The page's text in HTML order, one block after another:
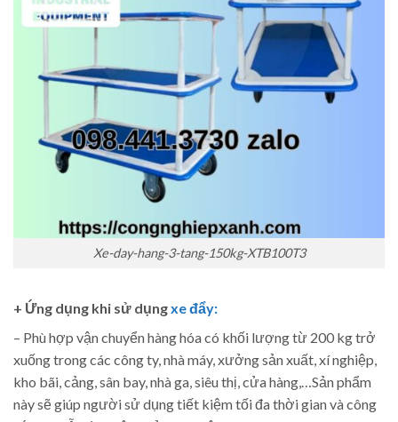
Xe-day-hang-3-tang-150kg-XTB100T3
+ Ứng dụng khi sử dụngxe đẩy:
– Phù hợp vận chuyển hàng hóa có khối lượng từ 200 kg trở
xuống trong các công ty, nhà máy, xưởng sản xuất, xí nghiệp,
kho bãi, cảng, sân bay, nhà ga, siêu thị, cửa hàng,…Sản phẩm
này sẽ giúp người sử dụng tiết kiệm tối đa thời gian và công